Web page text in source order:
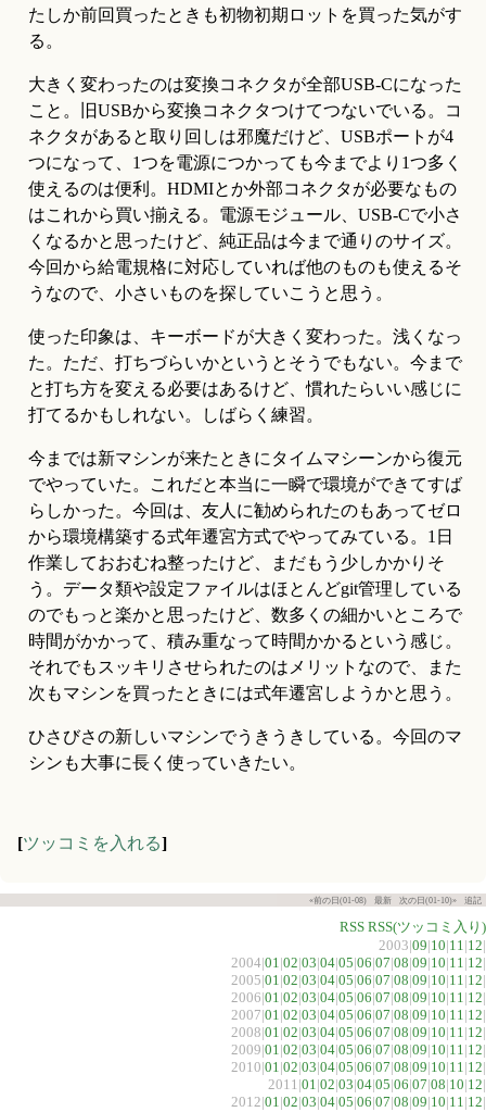
たしか前回買ったときも初物初期ロットを買った気がす
る。
大きく変わったのは変換コネクタが全部USB-Cになった
こと。旧USBから変換コネクタつけてつないでいる。コ
ネクタがあると取り回しは邪魔だけど、USBポートが4
つになって、1つを電源につかっても今までより1つ多く
使えるのは便利。HDMIとか外部コネクタが必要なもの
はこれから買い揃える。電源モジュール、USB-Cで小さ
くなるかと思ったけど、純正品は今まで通りのサイズ。
今回から給電規格に対応していれば他のものも使えるそ
うなので、小さいものを探していこうと思う。
使った印象は、キーボードが大きく変わった。浅くなっ
た。ただ、打ちづらいかというとそうでもない。今まで
と打ち方を変える必要はあるけど、慣れたらいい感じに
打てるかもしれない。しばらく練習。
今までは新マシンが来たときにタイムマシーンから復元
でやっていた。これだと本当に一瞬で環境ができてすば
らしかった。今回は、友人に勧められたのもあってゼロ
から環境構築する式年遷宮方式でやってみている。1日
作業しておおむね整ったけど、まだもう少しかかりそ
う。データ類や設定ファイルはほとんどgit管理している
のでもっと楽かと思ったけど、数多くの細かいところで
時間がかかって、積み重なって時間かかるという感じ。
それでもスッキリさせられたのはメリットなので、また
次もマシンを買ったときには式年遷宮しようかと思う。
ひさびさの新しいマシンでうきうきしている。今回のマ
シンも大事に長く使っていきたい。
[ツッコミを入れる]
«前の日(01-08) 最新 次の日(01-10)» 追記
RSS RSS(ツッコミ入り)
2003|09|10|11|12|
2004|01|02|03|04|05|06|07|08|09|10|11|12|
2005|01|02|03|04|05|06|07|08|09|10|11|12|
2006|01|02|03|04|05|06|07|08|09|10|11|12|
2007|01|02|03|04|05|06|07|08|09|10|11|12|
2008|01|02|03|04|05|06|07|08|09|10|11|12|
2009|01|02|03|04|05|06|07|08|09|10|11|12|
2010|01|02|03|04|05|06|07|08|09|10|11|12|
2011|01|02|03|04|05|06|07|08|10|12|
2012|01|02|03|04|05|06|07|08|09|10|11|12|